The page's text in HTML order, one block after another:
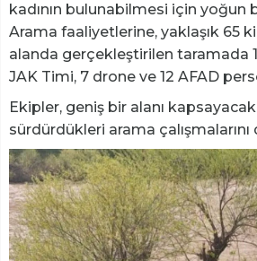
kadının bulunabilmesi için yoğun
Arama faaliyetlerine, yaklaşık 65
alanda gerçekleştirilen taramada
JAK Timi, 7 drone ve 12 AFAD
Ekipler, geniş bir alanı
sürdürdükleri arama